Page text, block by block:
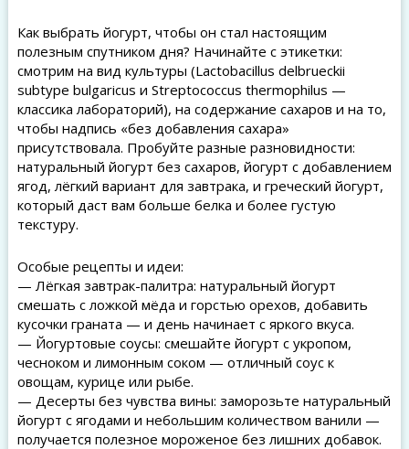
Как выбрать йогурт, чтобы он стал настоящим
полезным спутником дня? Начинайте с этикетки:
смотрим на вид культуры (Lactobacillus delbrueckii
subtype bulgaricus и Streptococcus thermophilus —
классика лабораторий), на содержание сахаров и на то,
чтобы надпись «без добавления сахара»
присутствовала. Пробуйте разные разновидности:
натуральный йогурт без сахаров, йогурт с добавлением
ягод, лёгкий вариант для завтрака, и греческий йогурт,
который даст вам больше белка и более густую
текстуру.
Особые рецепты и идеи:
— Лёгкая завтрак-палитра: натуральный йогурт
смешать с ложкой мёда и горстью орехов, добавить
кусочки граната — и день начинает с яркого вкуса.
— Йогуртовые соусы: смешайте йогурт с укропом,
чесноком и лимонным соком — отличный соус к
овощам, курице или рыбе.
— Десерты без чувства вины: заморозьте натуральный
йогурт с ягодами и небольшим количеством ванили —
получается полезное мороженое без лишних добавок.